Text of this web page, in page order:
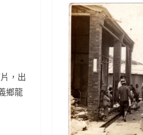
，出
鄉龍